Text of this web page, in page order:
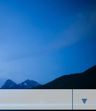
▼